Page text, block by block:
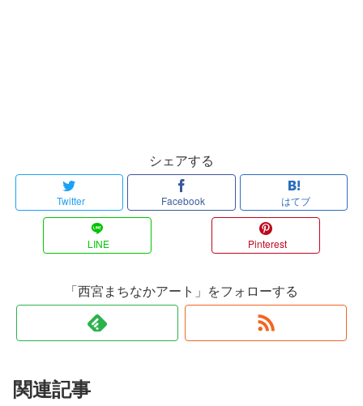
シェアする
Twitter Facebook はてブ
LINE Pinterest
「西宮まちなかアート」をフォローする
関連記事